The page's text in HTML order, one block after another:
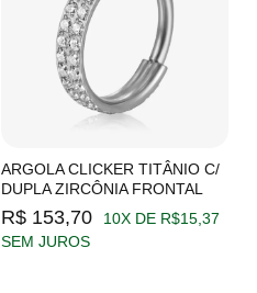
ARGOLA CLICKER TITÂNIO C/
DUPLA ZIRCÔNIA FRONTAL
R$ 153,70
10X DE R$15,37
SEM JUROS